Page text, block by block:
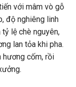
với mâm vò gỗ
độ nghiêng linh
lệ chè nguyên,
lan tỏa khi pha.
hương cốm, rồi